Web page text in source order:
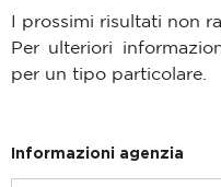
I prossimi risultati non
Per ulteriori
per un tipo particolare.
Informazioni agenzia